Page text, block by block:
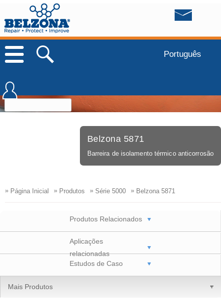
Português
Belzona 5871
Barreira de isolamento térmico anticorrosão
» Página Inicial » Produtos » Série 5000 » Belzona 5871
Produtos Relacionados
Aplicações
relacionadas
Estudos de Caso
Mais Produtos